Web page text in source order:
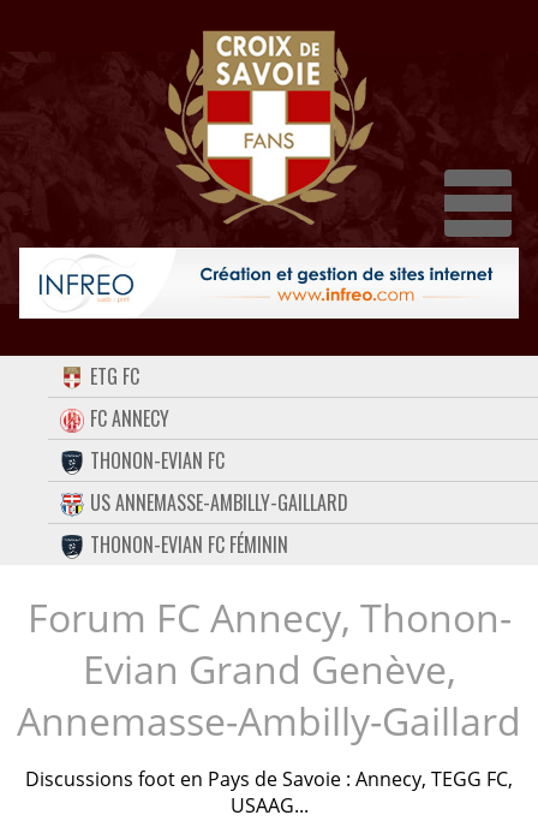
ACCUEIL
FORUM
CONTACT
FACEBOOK
TWITTER
INSTAGRAM
ETG FC
FC ANNECY
THONON-EVIAN FC
US ANNEMASSE-AMBILLY-GAILLARD
THONON-EVIAN FC FÉMININ
Forum FC Annecy, Thonon-
Evian Grand Genève,
Annemasse-Ambilly-Gaillard
Discussions foot en Pays de Savoie : Annecy, TEGG FC,
USAAG...